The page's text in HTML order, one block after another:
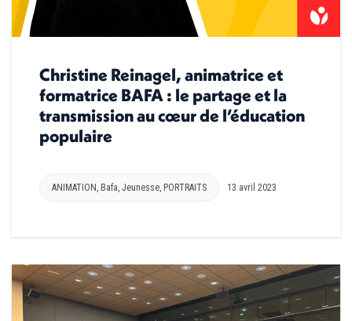
Christine Reinagel, animatrice et
formatrice BAFA : le partage et la
transmission au cœur de l’éducation
populaire
ANIMATION , Bafa, Jeunesse, PORTRAITS 13 avril 2023